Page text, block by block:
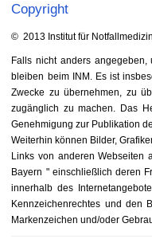
Copyright
© 2013 Institut für
Falls nicht anders angegeben,
bleiben beim INM. Es ist
Zwecke zu übernehmen, zu
zugänglich zu machen. Das
Genehmigung zur Publikation
Weiterhin können Bilder,
Links von anderen Webseiten
Bayern " einschließlich deren
innerhalb des
Kennzeichenrechtes und den
Markenzeichen und/oder